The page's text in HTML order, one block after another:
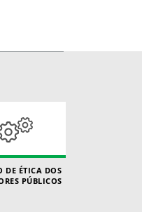
DE ÉTICA DOS
PÚBLICOS